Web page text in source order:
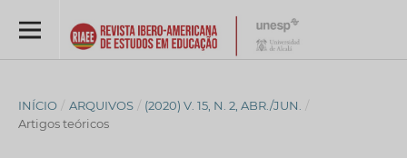
INÍCIO / ARQUIVOS / (2020) V. 15, N. 2, ABR./JUN.
/
Artigos teóricos